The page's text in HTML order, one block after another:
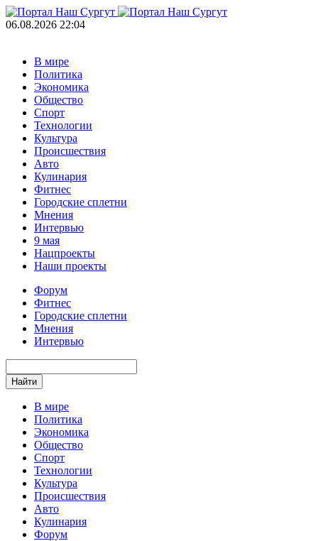
06.08.2026 22:04
В мире
Политика
Экономика
Общество
Спорт
Технологии
Культура
Происшествия
Авто
Кулинария
Фитнес
Городские сплетни
Мнения
Интервью
9 мая
Нацпроекты
Наши проекты
Форум
Фитнес
Городские сплетни
Мнения
Интервью
Найти
В мире
Политика
Экономика
Общество
Спорт
Технологии
Культура
Происшествия
Авто
Кулинария
Форум